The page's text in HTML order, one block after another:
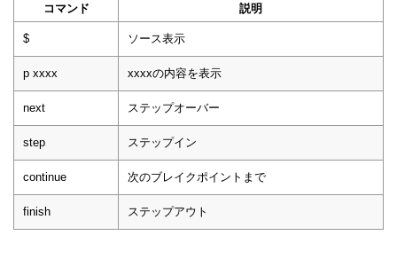
コマンド 説明
$ ソース表示
p xxxx xxxxの内容を表示
next ステップオーバー
step ステップイン
continue 次のブレイクポイントまで
finish ステップアウト